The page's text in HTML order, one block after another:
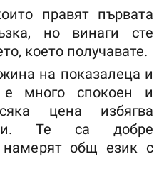
правят първата
но винаги сте
което получавате.
на показалеца и
е много спокоен и
цена избягва
Те са добре
общ език с